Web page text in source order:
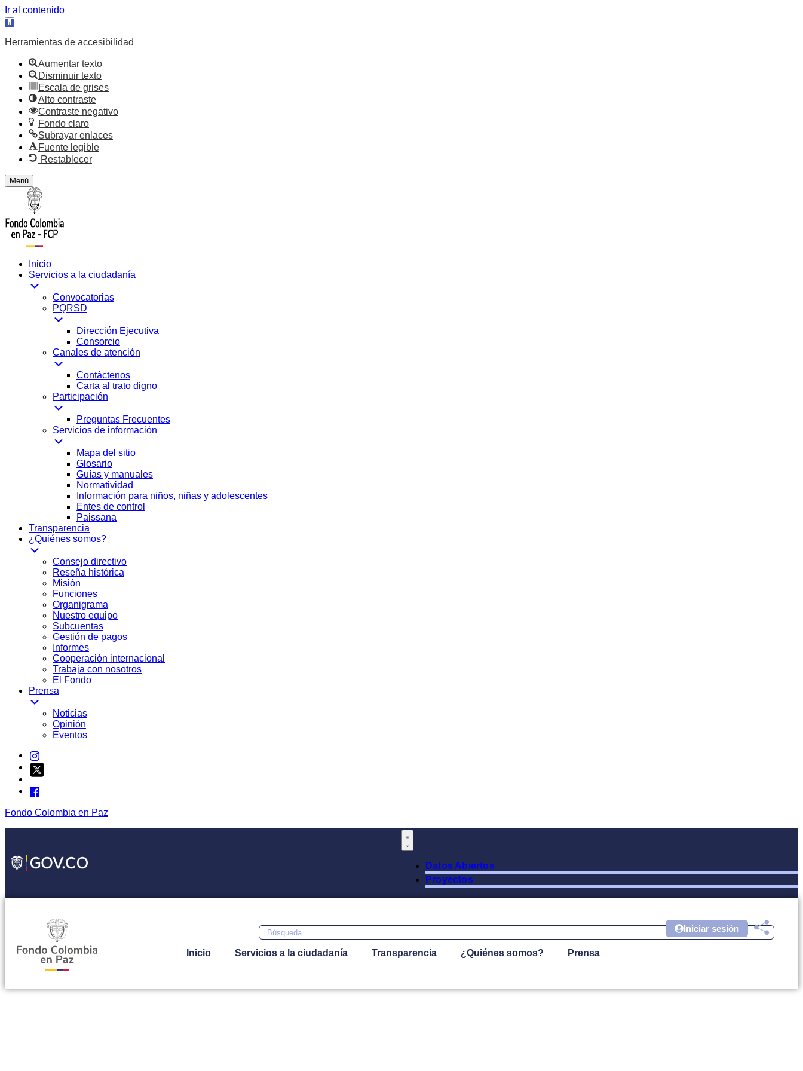
Ir al contenido
Abrir
de
Herramientas de accesibilidad
Aumentar texto
Disminuir texto
Escala de grises
Alto contraste
Contraste negativo
Fondo claro
Subrayar enlaces
Fuente legible
Restablecer
Menú
Inicio
Servicios a la ciudadanía
Convocatorias
PQRSD
Dirección Ejecutiva
Consorcio
Canales de atención
Contáctenos
Carta al trato digno
Participación
Preguntas Frecuentes
Servicios de información
Mapa del sitio
Glosario
Guías y manuales
Normatividad
Información para niños, niñas y adolescentes
Entes de control
Paissana
Transparencia
¿Quiénes somos?
Consejo directivo
Reseña histórica
Misión
Funciones
Organigrama
Nuestro equipo
Subcuentas
Gestión de pagos
Informes
Cooperación internacional
Trabaja con nosotros
El Fondo
Prensa
Noticias
Opinión
Eventos
Fondo Colombia en Paz
Datos Abiertos
Proyectos
Inicio Servicios a la ciudadanía Transparencia ¿Quiénes somos? Prensa
Iniciar sesión